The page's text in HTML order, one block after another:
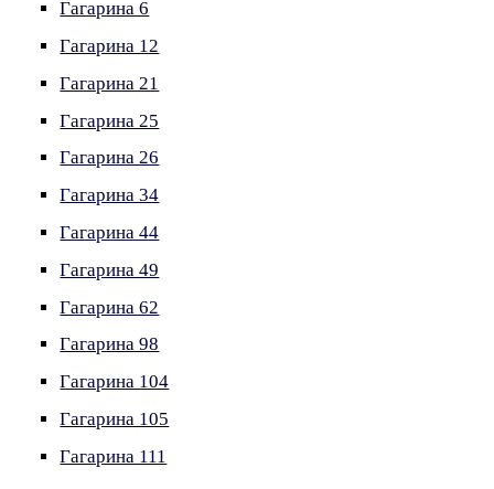
Гагарина 6
Гагарина 12
Гагарина 21
Гагарина 25
Гагарина 26
Гагарина 34
Гагарина 44
Гагарина 49
Гагарина 62
Гагарина 98
Гагарина 104
Гагарина 105
Гагарина 111